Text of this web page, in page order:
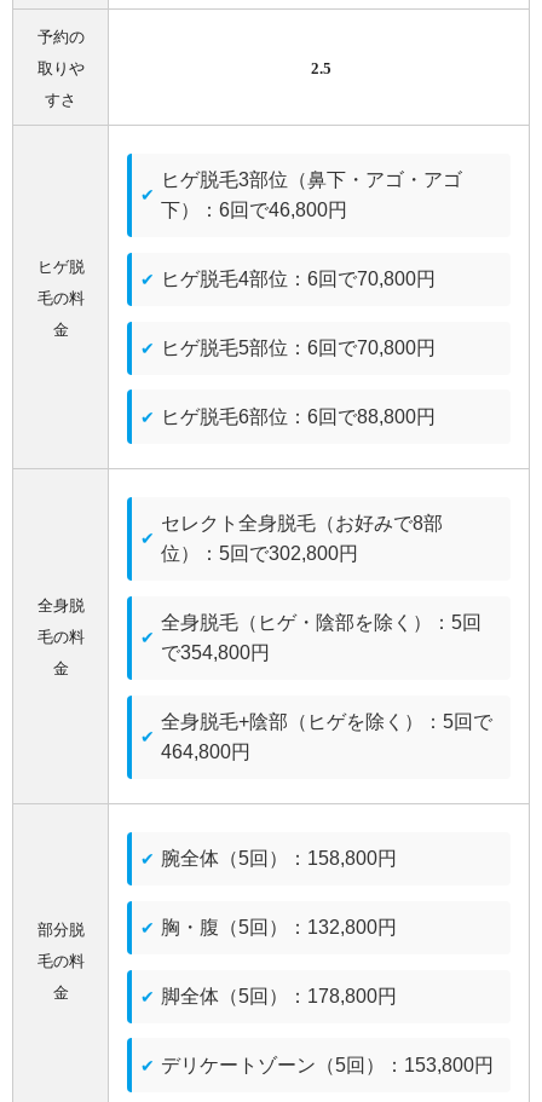
予約の
取りや
すさ
2.5
ヒゲ脱
毛の料
金
ヒゲ脱毛3部位（鼻下・アゴ・アゴ
下）：6回で46,800円
ヒゲ脱毛4部位：6回で70,800円
ヒゲ脱毛5部位：6回で70,800円
ヒゲ脱毛6部位：6回で88,800円
全身脱
毛の料
金
セレクト全身脱毛（お好みで8部
位）：5回で302,800円
全身脱毛（ヒゲ・陰部を除く）：5回
で354,800円
全身脱毛+陰部（ヒゲを除く）：5回で
464,800円
部分脱
毛の料
金
腕全体（5回）：158,800円
胸・腹（5回）：132,800円
脚全体（5回）：178,800円
デリケートゾーン（5回）：153,800円